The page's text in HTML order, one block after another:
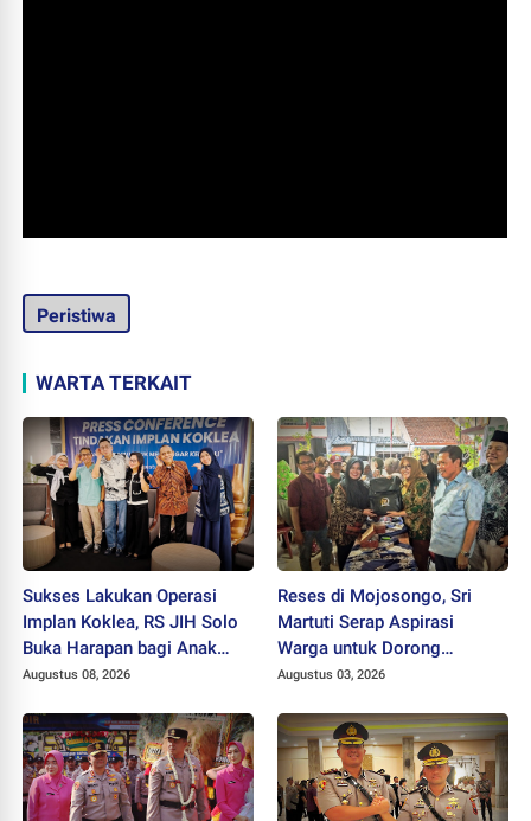
Peristiwa
WARTA TERKAIT
Sukses Lakukan Operasi
Implan Koklea, RS JIH Solo
Buka Harapan bagi Anak
dengan Gangguan
Augustus 08, 2026
Reses di Mojosongo, Sri
Martuti Serap Aspirasi
Warga untuk Dorong
Ekonomi Kreatif dan Kota
Augustus 03, 2026